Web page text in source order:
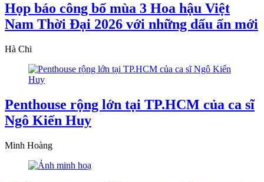
Họp báo công bố mùa 3 Hoa hậu Việt
Nam Thời Đại 2026 với những dấu ấn mới
Hà Chi
Penthouse rộng lớn tại TP.HCM của ca sĩ
Ngô Kiến Huy
Minh Hoàng